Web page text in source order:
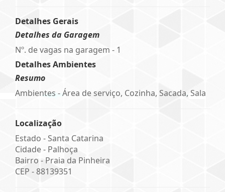
Detalhes Gerais
Detalhes da Garagem
Nº. de vagas na garagem - 1
Detalhes Ambientes
Resumo
Ambientes - Área de serviço, Cozinha, Sacada, Sala
Localização
Estado -Santa Catarina
Cidade - Palhoça
Bairro - Praia da Pinheira
CEP -88139351